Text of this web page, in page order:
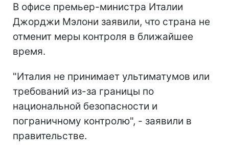
В офисе премьер-министра Италии
Джорджи Мэлони заявили, что страна не
отменит меры контроля в ближайшее
время.
"Италия не принимает ультиматумов или
требований из-за границы по
национальной безопасности и
пограничному контролю", - заявили в
правительстве.